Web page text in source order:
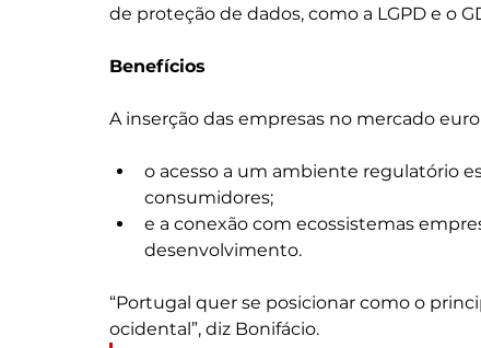
de proteção de dados, como a LGPD e o
Benefícios
A inserção das empresas no mercado
o acesso a um ambiente regulatório
consumidores;
e a conexão com ecossistemas
desenvolvimento.
“Portugal quer se posicionar como o
ocidental”, diz Bonifácio.